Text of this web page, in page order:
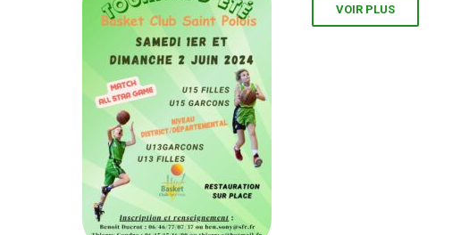
VOIR PLUS